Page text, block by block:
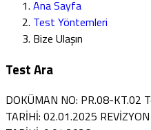
Ana Sayfa
Test Yöntemleri
Bize Ulaşın
Test Ara
DOKÜMAN NO: PR.08-KT.02
TARİHİ: 02.01.2025